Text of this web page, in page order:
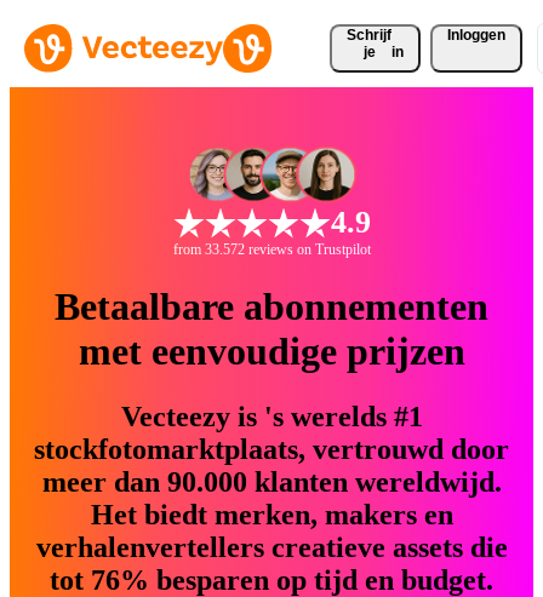
Schrijf
je
in
Inloggen
4.9
from 33.572 reviews on Trustpilot
Betaalbare abonnementen
met eenvoudige prijzen
Vecteezy is 's werelds #1
stockfotomarktplaats, vertrouwd door
meer dan 90.000 klanten wereldwijd.
Het biedt merken, makers en
verhalenvertellers creatieve assets die
tot 76% besparen op tijd en budget.